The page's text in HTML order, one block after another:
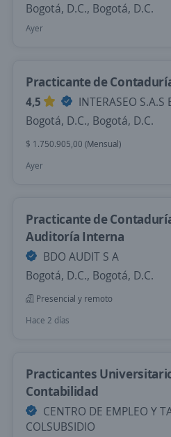
Bogotá, D.C., Bogotá, D.C.
Ayer
Practicante de
4,5
INTERASEO S.A.S
Bogotá, D.C., Bogotá, D.C.
$ 1.750.905,00 (Mensual)
Ayer
Practicante de
Auditoría Interna
BDO AUDIT S A
Bogotá, D.C., Bogotá, D.C.
Presencial y remoto
Hace 2 días
Practicantes
Contabilidad
CENTRO DE EMPLEO Y
COLSUBSIDIO